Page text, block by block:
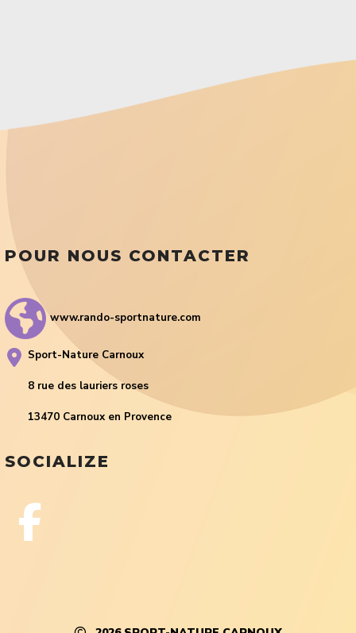
POUR NOUS CONTACTER
www.rando-sportnature.com
Sport-Nature Carnoux
8 rue des lauriers roses
13470 Carnoux en Provence
SOCIALIZE